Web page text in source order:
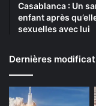
Casablanca : Un
enfant après
sexuelles avec lui
Dernières